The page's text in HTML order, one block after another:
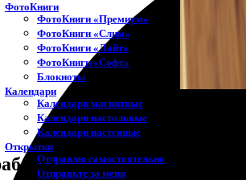
ФотоКниги
ФотоКниги «Премиум»
ФотоКниги «Слим»
ФотоКниги «Лайт»
ФотоКниги «Софт»
Блокноты
Календари
Календари магнитные
Календари настольные
Календари настенные
Открытки
Отправлю самостоятельно
Отправьте за меня